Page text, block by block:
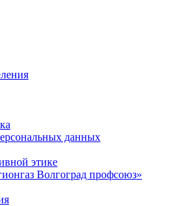
данных
этике
Волгоград профсоюз»